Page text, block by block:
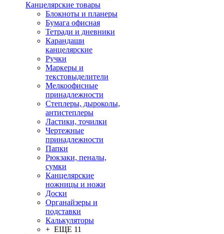
Канцелярские товары
Блокноты и планеры
Бумага офисная
Тетради и дневники
Карандаши
канцелярские
Ручки
Маркеры и
текстовыделители
Мелкоофисные
принадлежности
Степлеры, дыроколы,
антистеплеры
Ластики, точилки
Чертежные
принадлежности
Папки
Рюкзаки, пеналы,
сумки
Канцелярские
ножницы и ножи
Доски
Органайзеры и
подставки
Калькуляторы
+ ЕЩЕ 11